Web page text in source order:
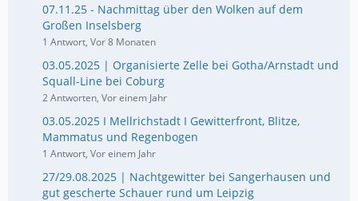
07.11.25 - Nachmittag über den Wolken auf dem
Großen Inselsberg
1 Antwort, Vor 8 Monaten
03.05.2025 | Organisierte Zelle bei Gotha/Arnstadt und
Squall-Line bei Coburg
2 Antworten, Vor einem Jahr
03.05.2025 I Mellrichstadt I Gewitterfront, Blitze,
Mammatus und Regenbogen
1 Antwort, Vor einem Jahr
27/29.08.2025 | Nachtgewitter bei Sangerhausen und
gut gescherte Schauer rund um Leipzig